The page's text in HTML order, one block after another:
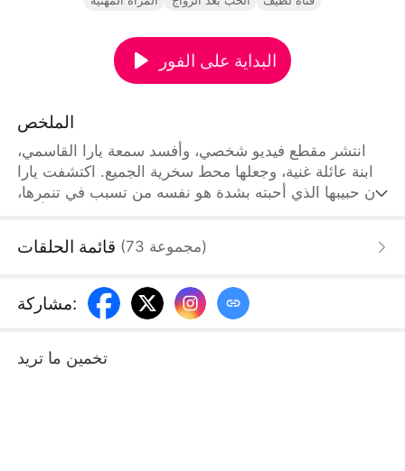
البداية على الفور
الملخص
انتشر مقطع فيديو شخصي، وأفسد سمعة يارا القاسمي،
ابنة عائلة غنية، وجعلها محط سخرية الجميع. اكتشفت يارا
أن حبيبها الذي أحبته بشدة هو نفسه من تسبب في تنمرها،
مع ترك أدلة الفيديو لتكشف قسوة أختها. عند وصولها إلى
زمن، وبفضل رعايته وحنانه أعادت بناء ثقتها. لكن حبيبها
السابق عاد وخطفها، مما أعاد الفوضى إلى حياتها
قائمة الحلقات (73 مجموعة)
مشاركة:
تخمين ما تريد